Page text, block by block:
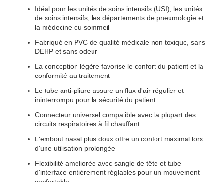
Idéal pour les unités de soins intensifs (USI), les unités
de soins intensifs, les départements de pneumologie et
la médecine du sommeil
Fabriqué en PVC de qualité médicale non toxique, sans
DEHP et sans odeur
La conception légère favorise le confort du patient et la
conformité au traitement
Le tube anti-pliure assure un flux d'air régulier et
ininterrompu pour la sécurité du patient
Connecteur universel compatible avec la plupart des
circuits respiratoires à fil chauffant
L'embout nasal plus doux offre un confort maximal lors
d'une utilisation prolongée
Flexibilité améliorée avec sangle de tête et tube
d'interface entièrement réglables pour un mouvement